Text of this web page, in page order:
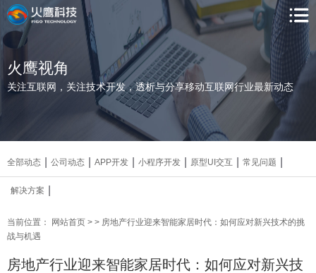
火鹰视角
关注互联网，关注技术开发，透析与分享移动互联网行业最新动态
全部动态 公司动态 APP开发 小程序开发 原型UI交互 常见问题
解决方案
当前位置： 网站首页 > > 房地产行业迎来智能家居时代：如何应对新兴技术的挑
战与机遇
房地产行业迎来智能家居时代：如何应对新兴技